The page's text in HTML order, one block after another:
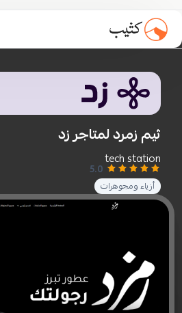
ثيم زمرد لمتاجر زد
tech station
5.0
أزياء ومجوهرات